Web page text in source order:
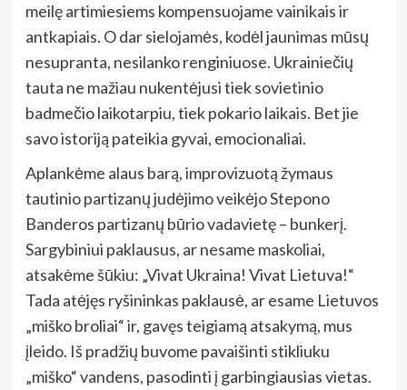
meilę artimiesiems kompensuojame vainikais ir
antkapiais. O dar sielojamės, kodėl jaunimas mūsų
nesupranta, nesilanko renginiuose. Ukrainiečių
tauta ne mažiau nukentėjusi tiek sovietinio
badmečio laikotarpiu, tiek pokario laikais. Bet jie
savo istoriją pateikia gyvai, emocionaliai.
Aplankėme alaus barą, improvizuotą žymaus
tautinio partizanų judėjimo veikėjo Stepono
Banderos partizanų būrio vadavietę – bunkerį.
Sargybiniui paklausus, ar nesame maskoliai,
atsakėme šūkiu: „Vivat Ukraina! Vivat Lietuva!“
Tada atėjęs ryšininkas paklausė, ar esame Lietuvos
„miško broliai“ ir, gavęs teigiamą atsakymą, mus
įleido. Iš pradžių buvome pavaišinti stikliuku
„miško“ vandens, pasodinti į garbingiausias vietas.